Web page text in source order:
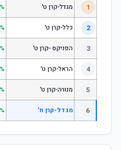
1 מגדל-קרן ט'
2 כלל-קרן ט'
3 הפניקס -קרן ט'
4 הראל-קרן ט'
5 מנורה-קרן ט'
6 מגדל-קרן ח'